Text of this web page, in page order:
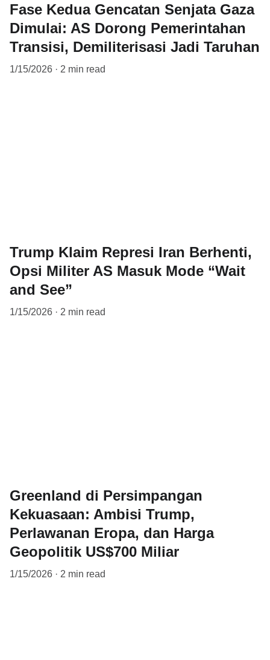
Fase Kedua Gencatan Senjata Gaza
Dimulai: AS Dorong Pemerintahan
Transisi, Demiliterisasi Jadi Taruhan
1/15/2026 2 min read
Trump Klaim Represi Iran Berhenti,
Opsi Militer AS Masuk Mode “Wait
and See”
1/15/2026 2 min read
Greenland di Persimpangan
Kekuasaan: Ambisi Trump,
Perlawanan Eropa, dan Harga
Geopolitik US$700 Miliar
1/15/2026 2 min read